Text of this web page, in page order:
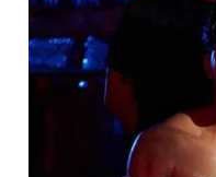
Sản phẩm khác
Tiện ích
Thông tin tòa soạn